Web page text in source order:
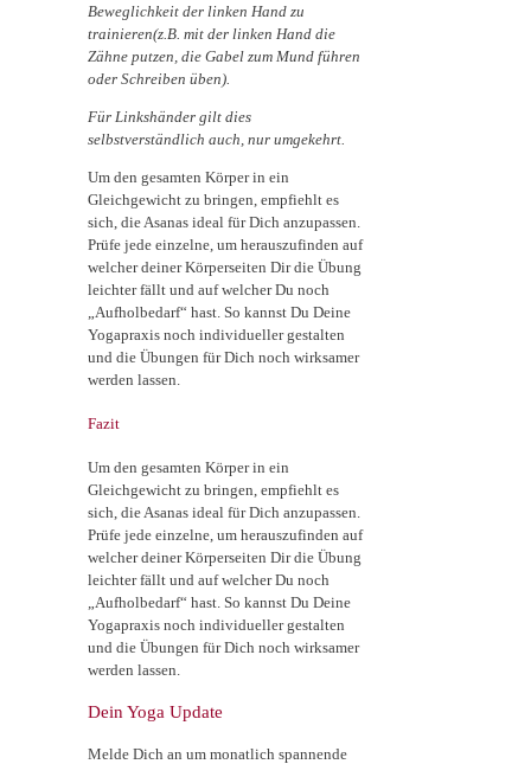
Beweglichkeit der linken Hand zu
trainieren(z.B. mit der linken Hand die
Zähne putzen, die Gabel zum Mund führen
oder Schreiben üben).
Für Linkshänder gilt dies
selbstverständlich auch, nur umgekehrt.
Um den gesamten Körper in ein
Gleichgewicht zu bringen, empfiehlt es
sich, die Asanas ideal für Dich anzupassen.
Prüfe jede einzelne, um herauszufinden auf
welcher deiner Körperseiten Dir die Übung
leichter fällt und auf welcher Du noch
„Aufholbedarf“ hast. So kannst Du Deine
Yogapraxis noch individueller gestalten
und die Übungen für Dich noch wirksamer
werden lassen.
Fazit
Um den gesamten Körper in ein
Gleichgewicht zu bringen, empfiehlt es
sich, die Asanas ideal für Dich anzupassen.
Prüfe jede einzelne, um herauszufinden auf
welcher deiner Körperseiten Dir die Übung
leichter fällt und auf welcher Du noch
„Aufholbedarf“ hast. So kannst Du Deine
Yogapraxis noch individueller gestalten
und die Übungen für Dich noch wirksamer
werden lassen.
Dein Yoga Update
Melde Dich an um monatlich spannende